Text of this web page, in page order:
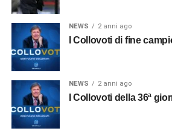
NEWS 2 anni ago
I Collovoti di fine
NEWS 2 anni ago
I Collovoti della 36ª